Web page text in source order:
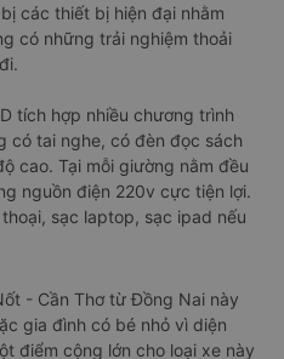
các thiết bị hiện đại nhằm
có những trải nghiệm thoải
tích hợp nhiều chương trình
có tai nghe, có đèn đọc sách
cao. Tại mỗi giường nằm đều
nguồn điện 220v cực tiện lợi.
sạc laptop, sạc ipad nếu
- Cần Thơ từ Đồng Nai này
gia đình có bé nhỏ vì diện
điểm cộng lớn cho loại xe này